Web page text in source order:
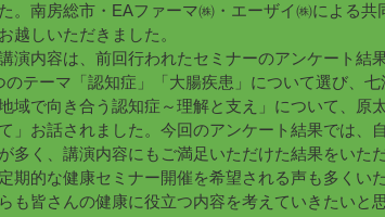
。南房総市・EAファーマ㈱・エーザイ㈱による
越しいただきました。
演内容は、前回行われたセミナーのアンケート結
のテーマ「認知症」「大腸疾患」について選び、
域で向き合う認知症～理解と支え」について、原
」お話されました。今回のアンケート結果では、
多く、講演内容にもご満足いただけた結果をいた
期的な健康セミナー開催を希望される声も多くい
も皆さんの健康に役立つ内容を考えていきたいと思